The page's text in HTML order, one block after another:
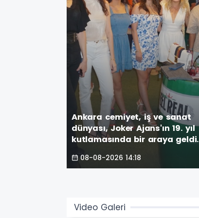
Ankara cemiyet, iş ve sanat
dünyası, Joker Ajans'ın 19. yıl
kutlamasında bir araya geldi.
gerçekleşen görkemli parti,
08-08-2026 14:18
Video Galeri